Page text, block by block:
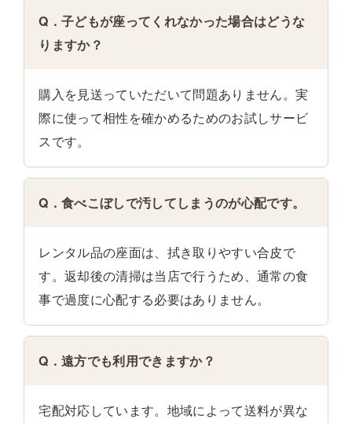
Q．子どもが座ってくれなかった場合はどうな
りますか？
購入を見送っていただいて問題ありません。実
際に使って相性を確かめるためのお試しサービ
スです。
Q．食べこぼしで汚してしまうのが心配です。
レンタル品の座面は、拭き取りやすい合皮で
す。返却後の清掃は当店で行うため、通常の食
事で過度に心配する必要はありません。
Q．遠方でも利用できますか？
宅配対応しています。地域によって送料が異な